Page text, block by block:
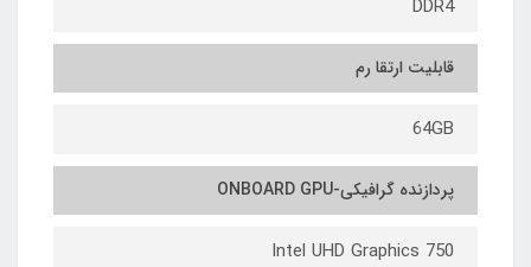
DDR4
قابلیت ارتقا رم
64GB
پردازنده گرافیکی-ONBOARD GPU
Intel UHD Graphics 750